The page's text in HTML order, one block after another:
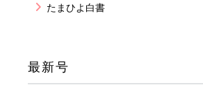
たまひよ白書
最新号